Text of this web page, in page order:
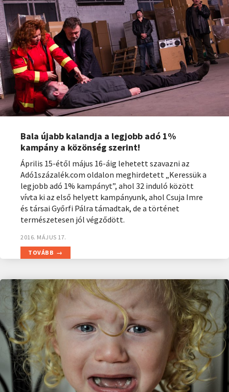
Bala újabb kalandja a legjobb adó 1%
kampány a közönség szerint!
Április 15-étől május 16-áig lehetett szavazni az
Adó1százalék.com oldalon meghirdetett „Keressük a
legjobb adó 1% kampányt”, ahol 32 induló között
vívta ki az első helyett kampányunk, ahol Csuja Imre
és társai Győrfi Pálra támadtak, de a történet
természetesen jól végződött.
TOVÁBB
2016. MÁJUS 17.